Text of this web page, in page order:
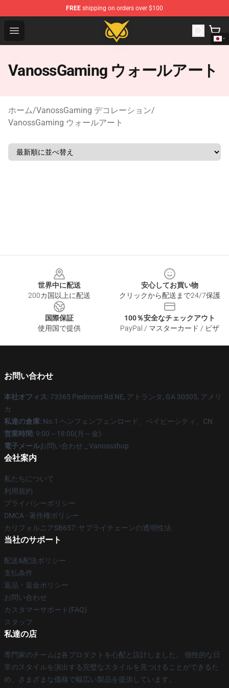
FREE shipping on orders over $100
Open menu
Vanossgaming Store - Official Vanossgaming
VanossGaming ウォールアート
ホーム/VanossGaming デコレーション/
VanossGaming ウォールアート
世界中に配送
200カ国以上に配送
安心してお買い物
クリックから配送まで24/7保護
国際保証
使用国で提供
100％安全なチェックアウト
PayPal / マスターカード / ビザ
お問い合わせ
本社オフィス: 73365 Piedmont Rd NE, アトランタ, GA 30305, アメリ
カ
私達の倉庫: No.1 ヘンフェンフェンロード、ベイビーシティ、CN
営業時間: 9:00～18:00(月～金)
電子メールお問い合わせ _ Vanossshop
会社案内
私たちについて
利用規約
プライバシーポリシー
DMCA - 著作権ポリシー
カリフォルニアSB657: サプライチェーンの透明性法
当社のサポート
配送&配送ポリシー
支払条件
返品・返金ポリシー
お問い合わせ
カスタマーサポート(FAQ)
スタッフ
私達の店
専門家のチームは各プロダクトを心配と設計しました。 個性的な日
常のスタイルを演出する完璧なスタイルを見つけることができるた
め、さまざまな価格で幅広い製品を提供しています。